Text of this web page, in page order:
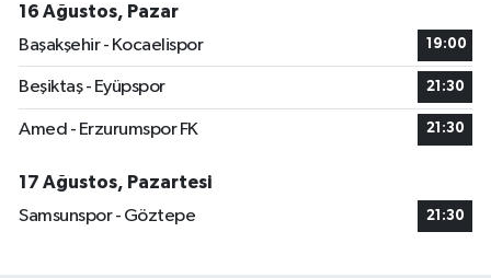
16 Ağustos, Pazar
Başakşehir - Kocaelispor
19:00
Beşiktaş - Eyüpspor 21:30
Amed - Erzurumspor FK 21:30
17 Ağustos, Pazartesi
Samsunspor - Göztepe
21:30